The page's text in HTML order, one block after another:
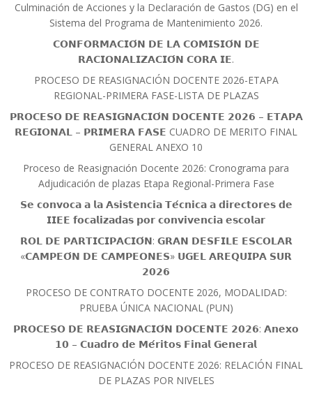
Culminación de Acciones y la Declaración de Gastos (DG) en el
Sistema del Programa de Mantenimiento 2026.
𝗖𝗢𝗡𝗙𝗢𝗥𝗠𝗔𝗖𝗜𝗢́𝗡 𝗗𝗘 𝗟𝗔 𝗖𝗢𝗠𝗜𝗦𝗜𝗢́𝗡 𝗗𝗘
𝗥𝗔𝗖𝗜𝗢𝗡𝗔𝗟𝗜𝗭𝗔𝗖𝗜𝗢́𝗡 𝗖𝗢𝗥𝗔 𝗜𝗘.
PROCESO DE REASIGNACIÓN DOCENTE 2026-ETAPA
REGIONAL-PRIMERA FASE-LISTA DE PLAZAS
𝗣𝗥𝗢𝗖𝗘𝗦𝗢 𝗗𝗘 𝗥𝗘𝗔𝗦𝗜𝗚𝗡𝗔𝗖𝗜𝗢́𝗡 𝗗𝗢𝗖𝗘𝗡𝗧𝗘 𝟮𝟬𝟮𝟲 – 𝗘𝗧𝗔𝗣𝗔
𝗥𝗘𝗚𝗜𝗢𝗡𝗔𝗟 – 𝗣𝗥𝗜𝗠𝗘𝗥𝗔 𝗙𝗔𝗦𝗘 CUADRO DE MERITO FINAL
GENERAL ANEXO 10
Proceso de Reasignación Docente 2026: Cronograma para
Adjudicación de plazas Etapa Regional-Primera Fase
𝗦𝗲 𝗰𝗼𝗻𝘃𝗼𝗰𝗮 𝗮 𝗹𝗮 𝗔𝘀𝗶𝘀𝘁𝗲𝗻𝗰𝗶𝗮 𝗧𝗲́𝗰𝗻𝗶𝗰𝗮 𝗮 𝗱𝗶𝗿𝗲𝗰𝘁𝗼𝗿𝗲𝘀 𝗱𝗲
𝗜𝗜𝗘𝗘 𝗳𝗼𝗰𝗮𝗹𝗶𝘇𝗮𝗱𝗮𝘀 𝗽𝗼𝗿 𝗰𝗼𝗻𝘃𝗶𝘃𝗲𝗻𝗰𝗶𝗮 𝗲𝘀𝗰𝗼𝗹𝗮𝗿
𝗥𝗢𝗟 𝗗𝗘 𝗣𝗔𝗥𝗧𝗜𝗖𝗜𝗣𝗔𝗖𝗜𝗢́𝗡: 𝗚𝗥𝗔𝗡 𝗗𝗘𝗦𝗙𝗜𝗟𝗘 𝗘𝗦𝗖𝗢𝗟𝗔𝗥
«𝗖𝗔𝗠𝗣𝗘𝗢́𝗡 𝗗𝗘 𝗖𝗔𝗠𝗣𝗘𝗢𝗡𝗘𝗦» 𝗨𝗚𝗘𝗟 𝗔𝗥𝗘𝗤𝗨𝗜𝗣𝗔 𝗦𝗨𝗥
𝟮𝟬𝟮𝟲
PROCESO DE CONTRATO DOCENTE 2026, MODALIDAD:
PRUEBA ÚNICA NACIONAL (PUN)
𝗣𝗥𝗢𝗖𝗘𝗦𝗢 𝗗𝗘 𝗥𝗘𝗔𝗦𝗜𝗚𝗡𝗔𝗖𝗜𝗢́𝗡 𝗗𝗢𝗖𝗘𝗡𝗧𝗘 𝟮𝟬𝟮𝟲: 𝗔𝗻𝗲𝘅𝗼
𝟭𝟬 – 𝗖𝘂𝗮𝗱𝗿𝗼 𝗱𝗲 𝗠𝗲́𝗿𝗶𝘁𝗼𝘀 𝗙𝗶𝗻𝗮𝗹 𝗚𝗲𝗻𝗲𝗿𝗮𝗹
PROCESO DE REASIGNACIÓN DOCENTE 2026: RELACIÓN FINAL
DE PLAZAS POR NIVELES